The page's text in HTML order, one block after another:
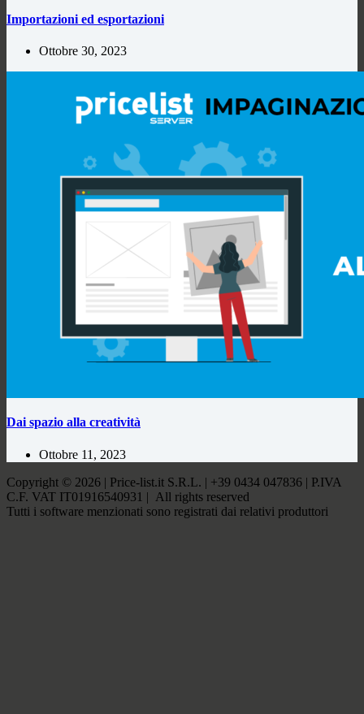
Importazioni ed esportazioni
Ottobre 30, 2023
Dai spazio alla creatività
Ottobre 11, 2023
Copyright © 2026 | Price-list.it S.R.L. | +39 0434 047836 | P.IVA
C.F. VAT IT01916540931 | All rights reserved
Tutti i software menzionati sono registrati dai relativi produttori